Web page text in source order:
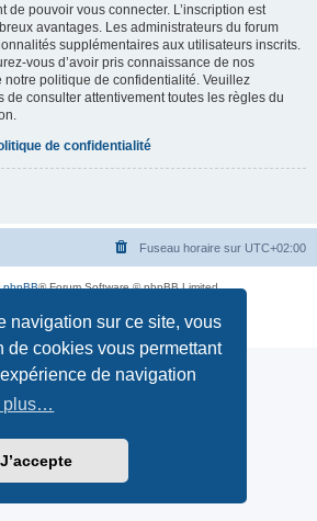
navigation sur ce site, vous
de cookies vous permettant
de navigation
plus…
J’accepte
de pouvoir vous connecter. L’inscription est
avantages. Les administrateurs du forum
supplémentaires aux utilisateurs inscrits.
vous d’avoir pris connaissance de nos
notre politique de confidentialité. Veuillez
de consulter attentivement toutes les règles du
de confidentialité
Fuseau horaire sur UTC+02:00
phpBB® Forum Software © phpBB Limited
Confidentialité| Conditions